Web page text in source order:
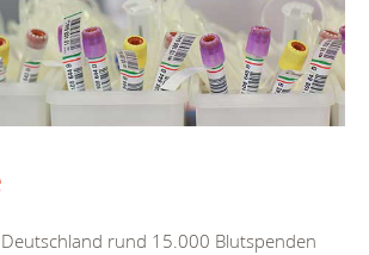
rund 15.000 Blutspenden